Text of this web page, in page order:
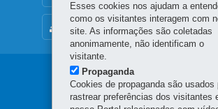
MAPA DO SITE
Navegação
principal
Esses cookies nos ajudam a
como os visitantes interagem com
site. As informações são coletadas
anonimamente, não identificam o
visitante.
Propaganda
Cookies de propaganda são usados
rastrear preferências dos visitantes